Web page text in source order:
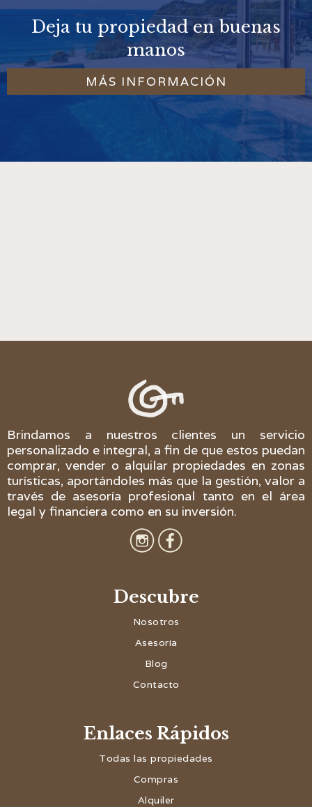
Deja tu propiedad en buenas
manos
MÁS INFORMACIÓN
Brindamos a nuestros clientes un servicio
personalizado e integral, a fin de que estos puedan
comprar, vender o alquilar propiedades en zonas
turísticas, aportándoles más que la gestión, valor a
través de asesoría profesional tanto en el área
legal y financiera como en su inversión.
Descubre
Nosotros
Asesoría
Blog
Contacto
Enlaces Rápidos
Todas las propiedades
Compras
Alquiler